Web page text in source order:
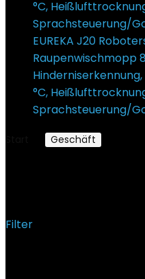
EUREKA J20
Raupenwischmopp
°C,
Sprachsteuerung/
Geschäft
Filter